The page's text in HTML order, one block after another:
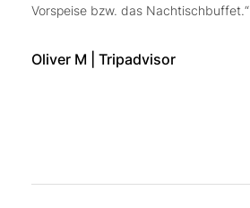
Vorspeise bzw. das Nachtischbuffet.“
Oliver M | Tripadvisor